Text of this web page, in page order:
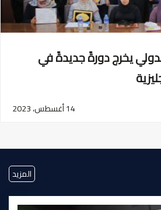
يخرج دورةً جديدةً في
14 أغسطس، 2023
المزيد